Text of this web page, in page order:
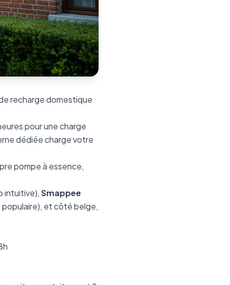
recharge domestique
pour une charge
dédiée charge votre
pompe à essence,
intuitive),Smappee
et côté belge,